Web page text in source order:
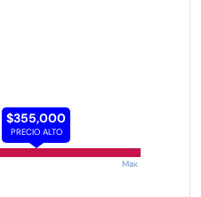
$355,000
PRECIO ALTO
Max